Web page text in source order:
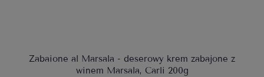
Zabaione al Marsala - deserowy krem zabajone z
winem Marsala, Carli 200g